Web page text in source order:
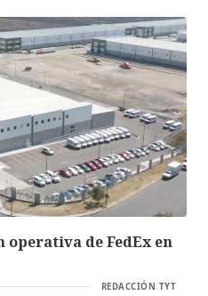
operativa de FedEx en
REDACCIÓN TYT